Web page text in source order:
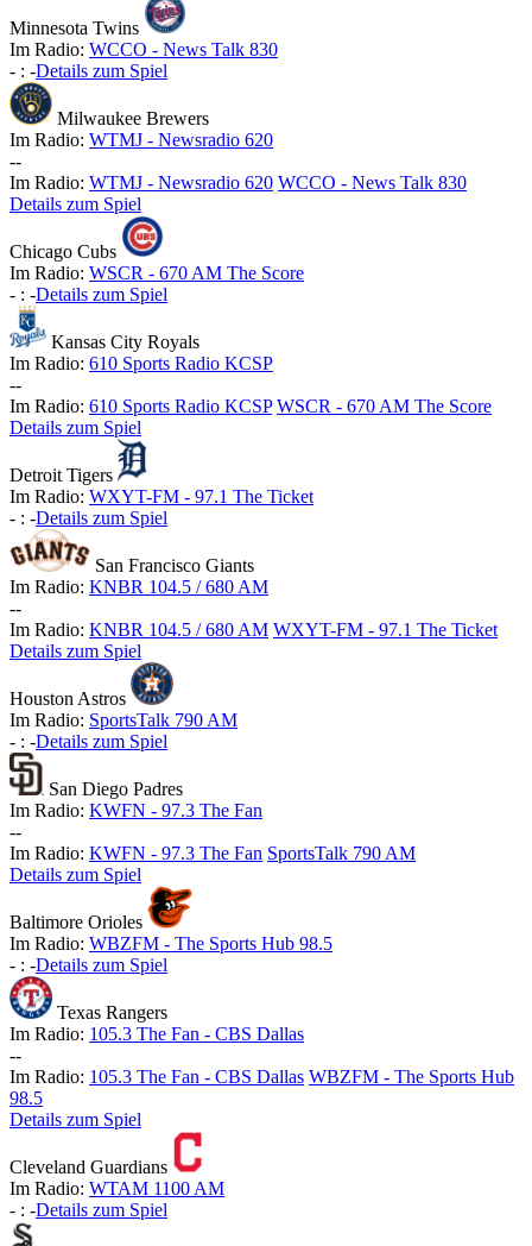
Minnesota Twins
Im Radio: WCCO - News Talk 830
- : -Details zum Spiel
Milwaukee Brewers
Im Radio: WTMJ - Newsradio 620
--
Im Radio: WTMJ - Newsradio 620 WCCO - News Talk 830
Details zum Spiel
Chicago Cubs
Im Radio: WSCR - 670 AM The Score
- : -Details zum Spiel
Kansas City Royals
Im Radio: 610 Sports Radio KCSP
--
Im Radio: 610 Sports Radio KCSP WSCR - 670 AM The Score
Details zum Spiel
Detroit Tigers
Im Radio: WXYT-FM - 97.1 The Ticket
- : -Details zum Spiel
San Francisco Giants
Im Radio: KNBR 104.5 / 680 AM
--
Im Radio: KNBR 104.5 / 680 AM WXYT-FM - 97.1 The Ticket
Details zum Spiel
Houston Astros
Im Radio: SportsTalk 790 AM
- : -Details zum Spiel
San Diego Padres
Im Radio: KWFN - 97.3 The Fan
--
Im Radio: KWFN - 97.3 The Fan SportsTalk 790 AM
Details zum Spiel
Baltimore Orioles
Im Radio: WBZFM - The Sports Hub 98.5
- : -Details zum Spiel
Texas Rangers
Im Radio: 105.3 The Fan - CBS Dallas
--
Im Radio: 105.3 The Fan - CBS Dallas WBZFM - The Sports Hub
98.5
Details zum Spiel
Cleveland Guardians
Im Radio: WTAM 1100 AM
- : -Details zum Spiel